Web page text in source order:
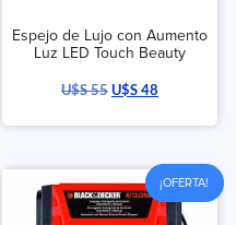
Espejo de Lujo con Aumento
Luz LED Touch Beauty
U$S55U$S48
¡OFERTA!